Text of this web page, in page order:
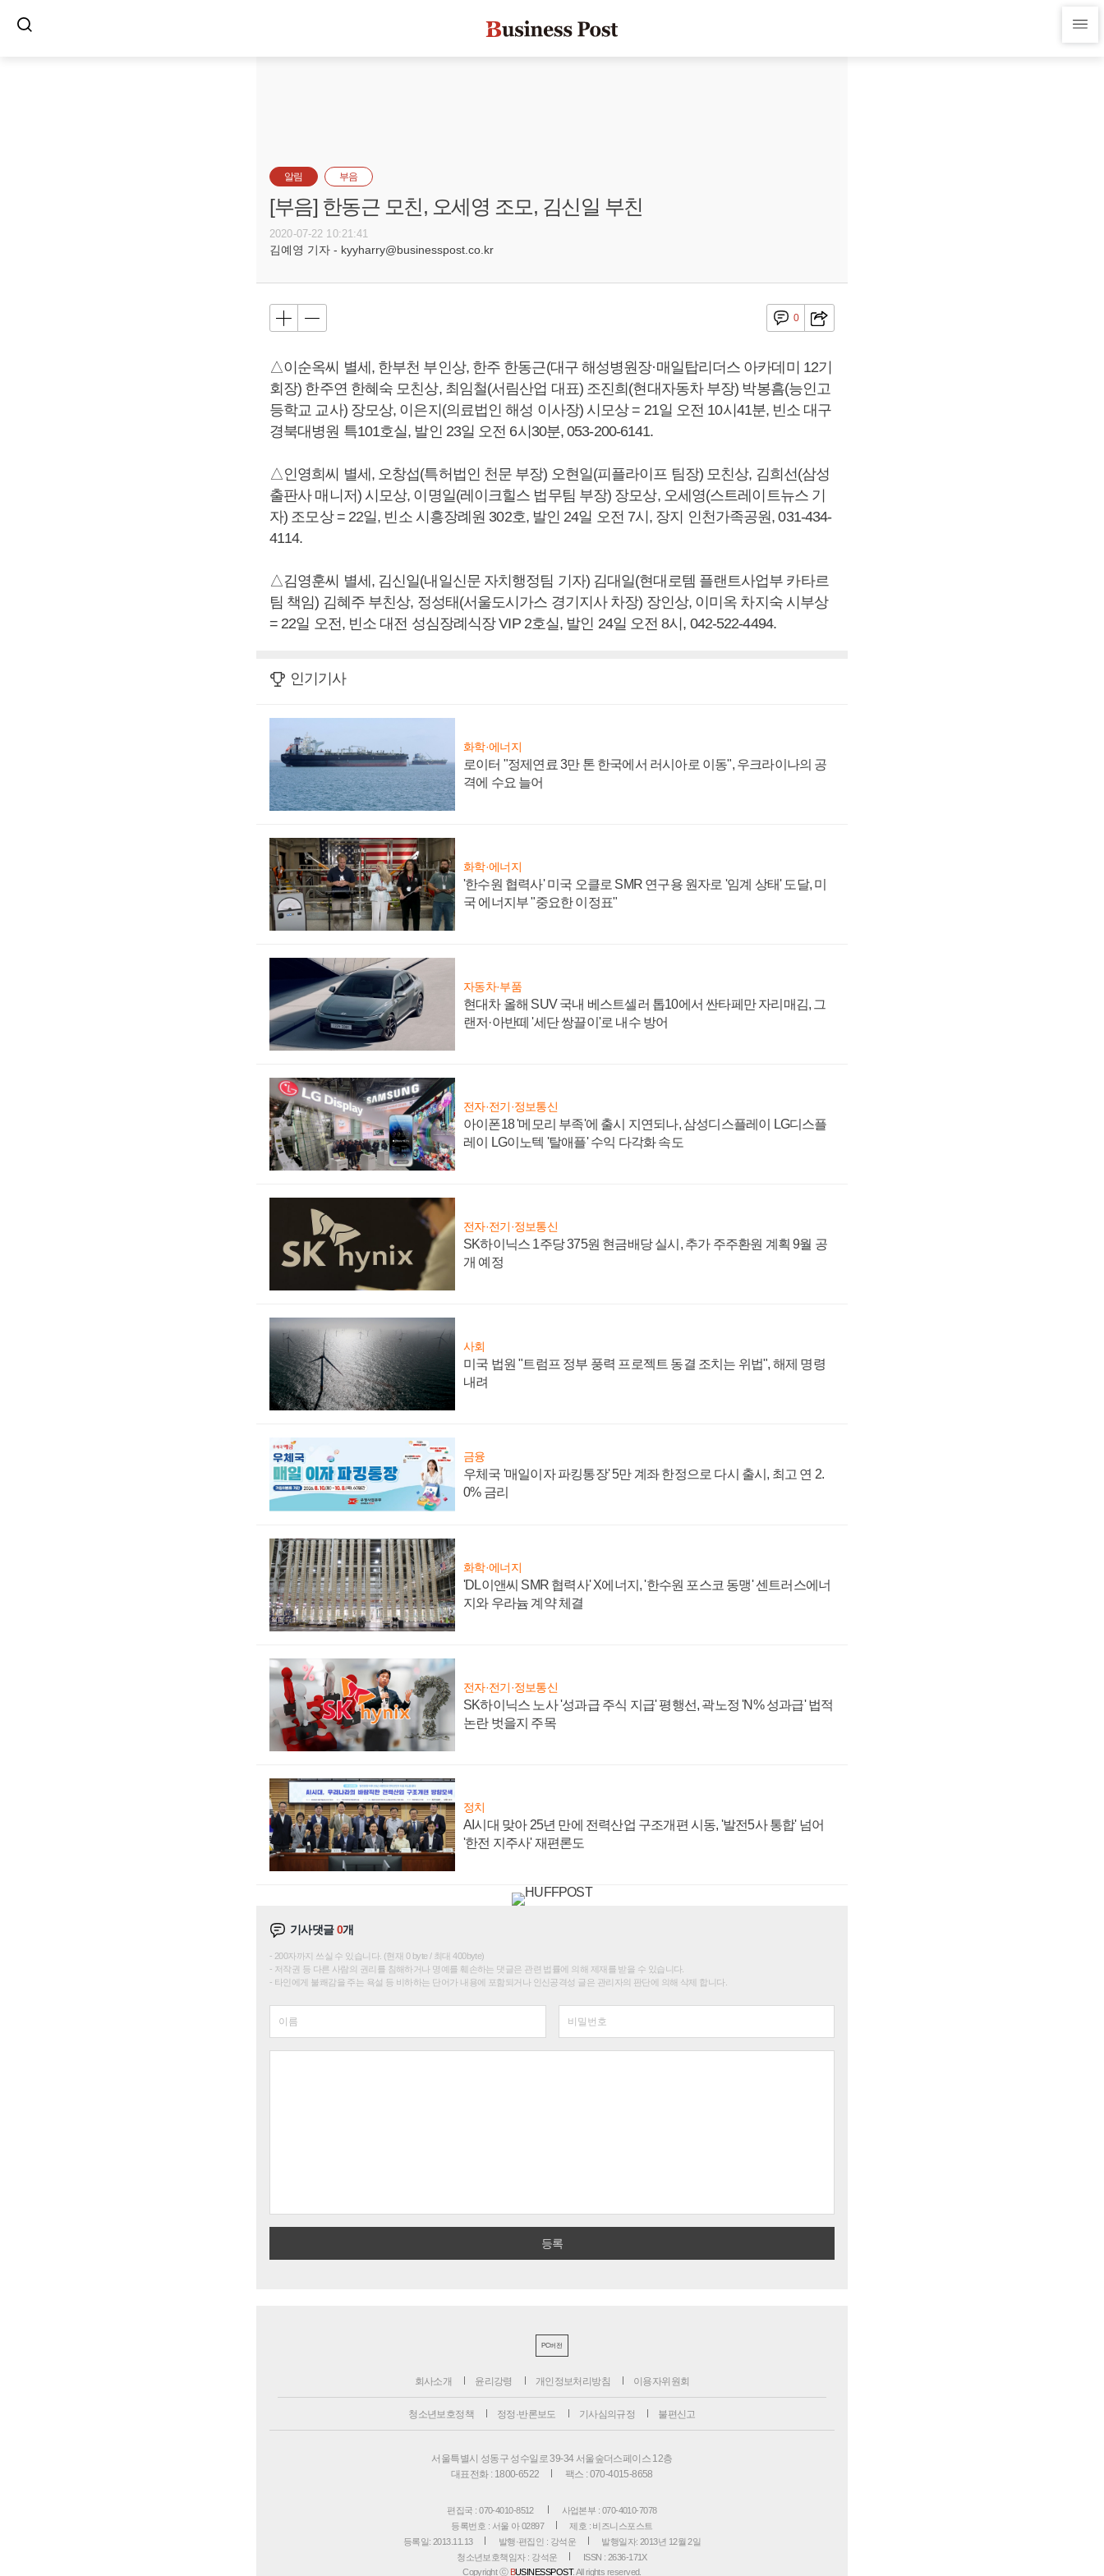
알림 부음
[부음] 한동근 모친, 오세영 조모, 김신일 부친
2020-07-22 10:21:41
김예영 기자 - kyyharry@businesspost.co.kr
0
△이순옥씨 별세, 한부천 부인상, 한주 한동근(대구 해성병원장·매일탑리더스 아카데미 12기
회장) 한주연 한혜숙 모친상, 최임철(서림산업 대표) 조진희(현대자동차 부장) 박봉흠(능인고
등학교 교사) 장모상, 이은지(의료법인 해성 이사장) 시모상 = 21일 오전 10시41분, 빈소 대구
경북대병원 특101호실, 발인 23일 오전 6시30분, 053-200-6141.
△인영희씨 별세, 오창섭(특허법인 천문 부장) 오현일(피플라이프 팀장) 모친상, 김희선(삼성
출판사 매니저) 시모상, 이명일(레이크힐스 법무팀 부장) 장모상, 오세영(스트레이트뉴스 기
자) 조모상 = 22일, 빈소 시흥장례원 302호, 발인 24일 오전 7시, 장지 인천가족공원, 031-434-
4114.
△김영훈씨 별세, 김신일(내일신문 자치행정팀 기자) 김대일(현대로템 플랜트사업부 카타르
팀 책임) 김혜주 부친상, 정성태(서울도시가스 경기지사 차장) 장인상, 이미옥 차지숙 시부상
= 22일 오전, 빈소 대전 성심장례식장 VIP 2호실, 발인 24일 오전 8시, 042-522-4494.
인기기사
화학·에너지
로이터 "정제연료 3만 톤 한국에서 러시아로 이동", 우크라이나의 공
격에 수요 늘어
화학·에너지
'한수원 협력사' 미국 오클로 SMR 연구용 원자로 '임계 상태' 도달, 미
국 에너지부 "중요한 이정표"
자동차·부품
현대차 올해 SUV 국내 베스트셀러 톱10에서 싼타페만 자리매김, 그
랜저·아반떼 '세단 쌍끌이'로 내수 방어
전자·전기·정보통신
아이폰18 '메모리 부족'에 출시 지연되나, 삼성디스플레이 LG디스플
레이 LG이노텍 '탈애플' 수익 다각화 속도
전자·전기·정보통신
SK하이닉스 1주당 375원 현금배당 실시, 추가 주주환원 계획 9월 공
개 예정
사회
미국 법원 "트럼프 정부 풍력 프로젝트 동결 조치는 위법", 해제 명령
내려
금융
우체국 '매일이자 파킹통장' 5만 계좌 한정으로 다시 출시, 최고 연 2.
0% 금리
화학·에너지
'DL이앤씨 SMR 협력사' X에너지, '한수원 포스코 동맹' 센트러스에너
지와 우라늄 계약 체결
전자·전기·정보통신
SK하이닉스 노사 '성과급 주식 지급' 평행선, 곽노정 'N% 성과급' 법적
논란 벗을지 주목
정치
AI시대 맞아 25년 만에 전력산업 구조개편 시동, '발전5사 통합' 넘어
'한전 지주사' 재편론도
기사댓글0개
200자까지 쓰실 수 있습니다. (현재 0 byte / 최대 400byte)
저작권 등 다른 사람의 권리를 침해하거나 명예를 훼손하는 댓글은 관련 법률에 의해 제재를 받을 수 있습니다.
타인에게 불쾌감을 주는 욕설 등 비하하는 단어가 내용에 포함되거나 인신공격성 글은 관리자의 판단에 의해 삭제 합니다.
PC버전
회사소개 윤리강령 개인정보처리방침 이용자위원회
청소년보호정책 정정·반론보도 기사심의규정 불편신고
서울특별시 성동구 성수일로 39-34 서울숲더스페이스 12층
대표전화 : 1800-6522
팩스 : 070-4015-8658
편집국 : 070-4010-8512
사업본부 : 070-4010-7078
등록번호 : 서울 아 02897
제호 : 비즈니스포스트
등록일: 2013.11.13
발행·편집인 : 강석운
발행일자: 2013년 12월 2일
청소년보호책임자 : 강석운
ISSN : 2636-171X
Copyright ⓒ BUSINESSPOST. All rights reserved.